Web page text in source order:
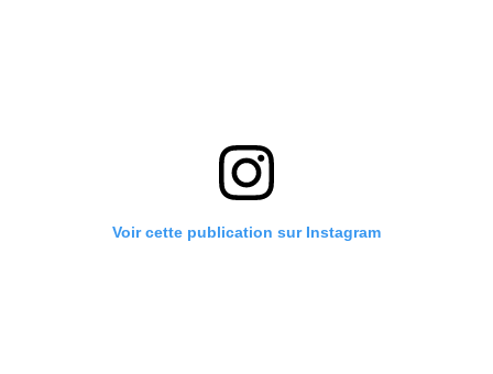
Voir cette publication sur Instagram